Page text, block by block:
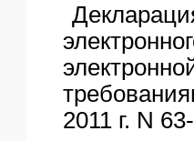
2011 г. N